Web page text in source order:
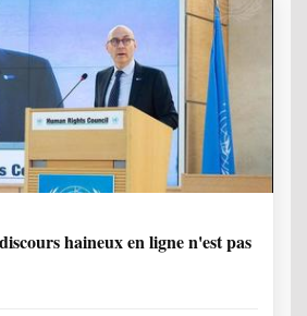
haineux en ligne n'est pas